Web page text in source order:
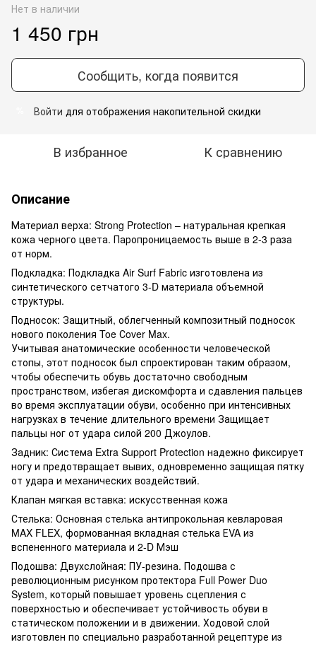
Нет в наличии
1 450 грн
Сообщить, когда появится
Войти для отображения накопительной скидки
В избранное К сравнению
Описание
Материал верха: Strong Protection – натуральная крепкая
кожа черного цвета. Паропроницаемость выше в 2-3 раза
от норм.
Подкладка: Подкладка Air Surf Fabric изготовлена из
синтетического сетчатого 3-D материала объемной
структуры.
Подносок: Защитный, облегченный композитный подносок
нового поколения Toe Сover Max.
Учитывая анатомические особенности человеческой
стопы, этот подносок был спроектирован таким образом,
чтобы обеспечить обувь достаточно свободным
пространством, избегая дискомфорта и сдавления пальцев
во время эксплуатации обуви, особенно при интенсивных
нагрузках в течение длительного времени Защищает
пальцы ног от удара силой 200 Джоулов.
Задник: Система Extra Support Protection надежно фиксирует
ногу и предотвращает вывих, одновременно защищая пятку
от удара и механических воздействий.
Клапан мягкая вставка: искусственная кожа
Стелька: Основная стелька антипрокольная кевларовая
MAX FLEX, формованная вкладная стелька ЕVA из
вспененного материала и 2-D Мэш
Подошва: Двухслойная: ПУ-резина. Подошва с
революционным рисунком протектора Full Power Duo
System, который повышает уровень сцепления с
поверхностью и обеспечивает устойчивость обуви в
статическом положении и в движении. Ходовой слой
изготовлен по специально разработанной рецептуре из